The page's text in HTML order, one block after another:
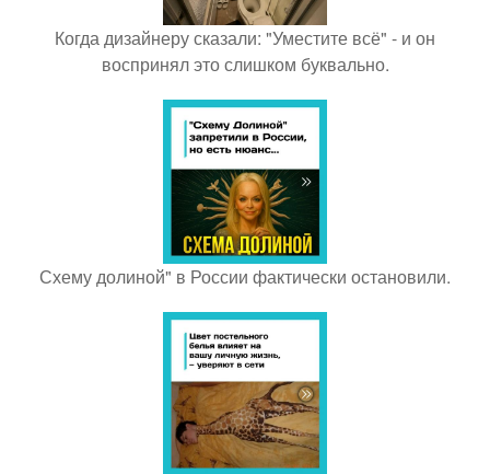
Когда дизайнеру сказали: "Уместите всё" - и он
воспринял это слишком буквально.
Схему долиной" в России фактически остановили.